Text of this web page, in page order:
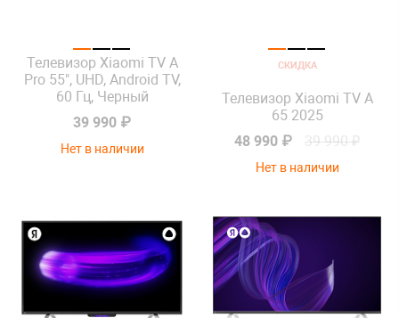
Телевизор Xiaomi TV A
Pro 55", UHD, Android TV,
60 Гц, Черный
39 990 ₽
Нет в наличии
СКИДКА
Телевизор Xiaomi TV A
65 2025
48 990 ₽
39 990 ₽
Нет в наличии